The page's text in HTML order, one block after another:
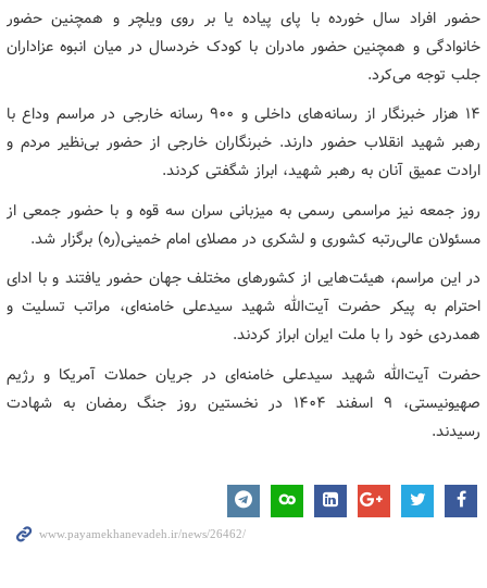
حضور افراد سال خورده با پای پیاده یا بر روی ویلچر و همچنین حضور
خانوادگی و همچنین حضور مادران با کودک خردسال در میان انبوه عزاداران
جلب توجه می‌کرد.
۱۴ هزار خبرنگار از رسانه‌های داخلی و ۹۰۰ رسانه خارجی در مراسم وداع با
رهبر شهید انقلاب حضور دارند. خبرنگاران خارجی از حضور بی‌نظیر مردم و
ارادت عمیق آنان به رهبر شهید، ابراز شگفتی کردند.
روز جمعه نیز مراسمی رسمی به میزبانی سران سه قوه و با حضور جمعی از
مسئولان عالی‌رتبه کشوری و لشکری در مصلای امام خمینی(ره) برگزار شد.
در این مراسم، هیئت‌هایی از کشورهای مختلف جهان حضور یافتند و با ادای
احترام به پیکر حضرت آیت‌الله شهید سیدعلی خامنه‌ای، مراتب تسلیت و
همدردی خود را با ملت ایران ابراز کردند.
حضرت آیت‌الله شهید سیدعلی خامنه‌ای در جریان حملات آمریکا و رژیم
صهیونیستی، ۹ اسفند ۱۴۰۴ در نخستین روز جنگ رمضان به شهادت
رسیدند.